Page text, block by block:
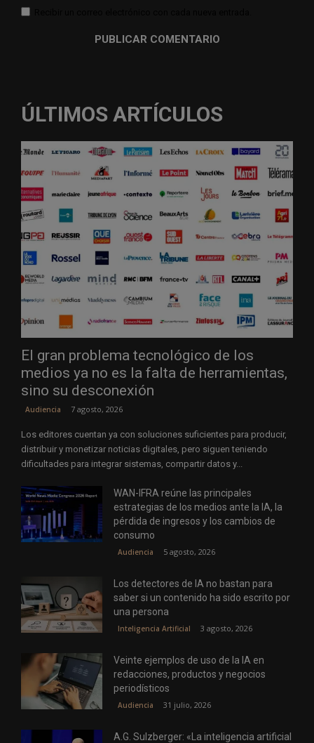
ÚLTIMOS ARTÍCULOS
El gran problema tecnológico de los
medios ya no es la falta de herramientas,
sino su desconexión
Audiencia 7 agosto, 2026
Los editores cuentan ya con soluciones suficientes para producir,
distribuir y monetizar noticias digitales, pero siguen teniendo
dificultades para integrar sistemas, compartir datos y...
WAN-IFRA reúne las principales
estrategias de los medios ante la IA, la
pérdida de ingresos y los cambios de
consumo
Audiencia 5 agosto, 2026
Los detectores de IA no bastan para
saber si un contenido ha sido escrito por
una persona
Inteligencia Artificial 3 agosto, 2026
Veinte ejemplos de uso de la IA en
redacciones, productos y negocios
periodísticos
Audiencia 31 julio, 2026
A.G. Sulzberger: «La inteligencia artificial